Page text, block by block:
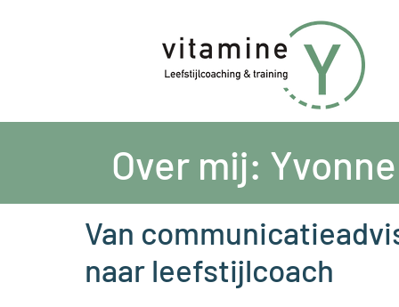
Over mij:
Van
naar leefstijlcoach